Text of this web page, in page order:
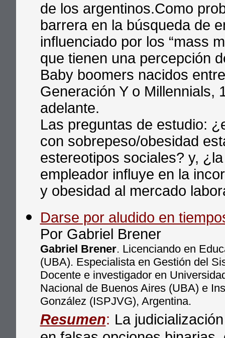
de los argentinos.Como
barrera en la búsqueda de
influenciado por los “mass
que tienen una percepción
Baby boomers nacidos
Generación Y o Millennials,
adelante.
Las preguntas de estudio:
con sobrepeso/obesidad
estereotipos sociales? y,
empleador influye en la
y obesidad al mercado
Darse por aludido en
Por Gabriel Brener
Gabriel Brener. Licenciando en
(UBA). Especialista en Gestión del
Docente e investigador en
Nacional de Buenos Aires (UBA) e
González (ISPJVG), Argentina.
Resumen: La